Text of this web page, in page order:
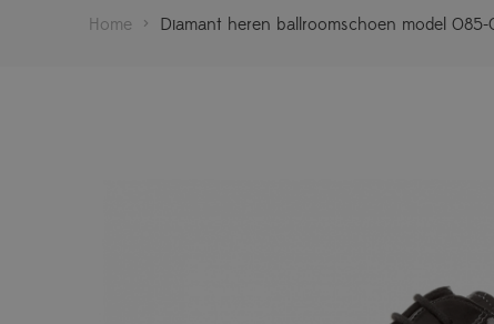
Home > Diamant heren ballroomschoen model